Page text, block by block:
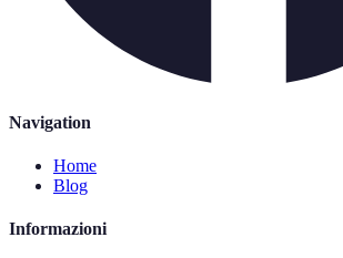
Navigation
Home
Blog
Informazioni